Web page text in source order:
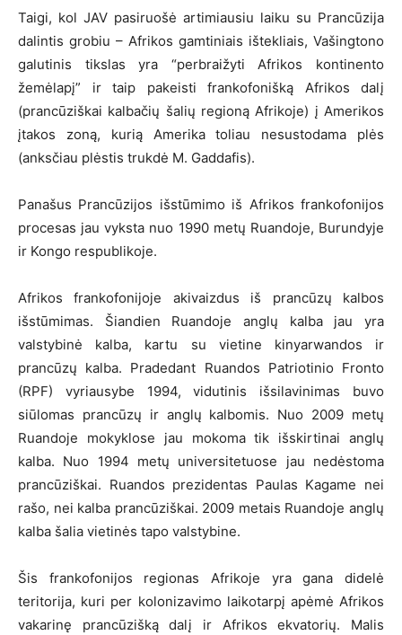
Taigi, kol JAV pasiruošė artimiausiu laiku su Prancūzija
dalintis grobiu – Afrikos gamtiniais ištekliais, Vašingtono
galutinis tikslas yra “perbraižyti Afrikos kontinento
žemėlapį” ir taip pakeisti frankofonišką Afrikos dalį
(prancūziškai kalbačių šalių regioną Afrikoje) į Amerikos
įtakos zoną, kurią Amerika toliau nesustodama plės
(anksčiau plėstis trukdė M. Gaddafis).
Panašus Prancūzijos išstūmimo iš Afrikos frankofonijos
procesas jau vyksta nuo 1990 metų Ruandoje, Burundyje
ir Kongo respublikoje.
Afrikos frankofonijoje akivaizdus iš prancūzų kalbos
išstūmimas. Šiandien Ruandoje anglų kalba jau yra
valstybinė kalba, kartu su vietine kinyarwandos ir
prancūzų kalba. Pradedant Ruandos Patriotinio Fronto
(RPF) vyriausybe 1994, vidutinis išsilavinimas buvo
siūlomas prancūzų ir anglų kalbomis. Nuo 2009 metų
Ruandoje mokyklose jau mokoma tik išskirtinai anglų
kalba. Nuo 1994 metų universitetuose jau nedėstoma
prancūziškai. Ruandos prezidentas Paulas Kagame nei
rašo, nei kalba prancūziškai. 2009 metais Ruandoje anglų
kalba šalia vietinės tapo valstybine.
Šis frankofonijos regionas Afrikoje yra gana didelė
teritorija, kuri per kolonizavimo laikotarpį apėmė Afrikos
vakarinę prancūzišką dalį ir Afrikos ekvatorių. Malis